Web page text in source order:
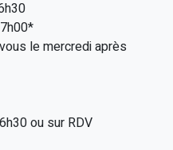
le mercredi après
ou sur RDV